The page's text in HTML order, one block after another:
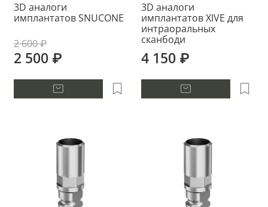
3D аналоги
имплантатов SNUCONE
2 600 ₽
2 500 ₽
3D аналоги
имплантатов XIVE для
интраоральных
сканбоди
4 150 ₽